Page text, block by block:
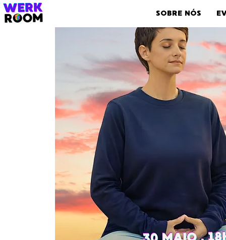
SOBRE NÓS